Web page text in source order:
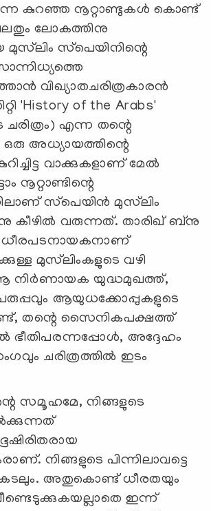
കുറഞ്ഞ നൂറ്റാണ്ടുകള്‍ കൊണ്ട്
ലോകത്തിനു
മുസ്‌ലിം സ്‌പെയിനിന്റെ
വിഖ്യാതചരിത്രകാരന്‍
'History of the Arabs'
എന്ന തന്റെ
ഒരു അധ്യായത്തിന്റെ
വാക്കുകളാണ് മേല്‍
നൂറ്റാണ്ടിന്റെ
സ്‌പെയിന്‍ മുസ്‌ലിം
കീഴില്‍ വരുന്നത്. താരിഖ് ബ്‌നു
ധീരപടനായകനാണ്
മുസ്‌ലിംകളുടെ വഴി
നിര്‍ണായക യുദ്ധമുഖത്ത്,
ആയുധക്കോപ്പുകളുടെ
തന്റെ സൈനികപക്ഷത്ത്
ഭീതിപരന്നപ്പോള്‍, അദ്ദേഹം
ചരിത്രത്തില്‍ ഇടം
സമൂഹമേ, നിങ്ങളുടെ
നിങ്ങളുടെ പിന്നിലാവട്ടെ
കടലും. അതുകൊണ്ട് ധീരതയും
ഇന്ന്